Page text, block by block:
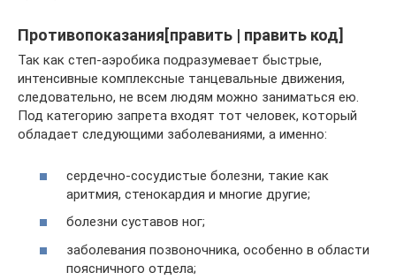
Противопоказания[править | править код]
Так как степ-аэробика подразумевает быстрые,
интенсивные комплексные танцевальные движения,
следовательно, не всем людям можно заниматься ею.
Под категорию запрета входят тот человек, который
обладает следующими заболеваниями, а именно:
сердечно-сосудистые болезни, такие как
аритмия, стенокардия и многие другие;
болезни суставов ног;
заболевания позвоночника, особенно в области
поясничного отдела;